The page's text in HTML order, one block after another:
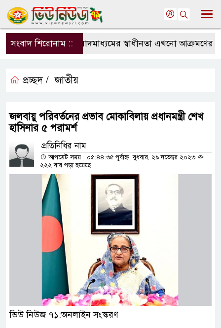
সংবাদ শিরোনাম ::সংবাদমাধ্যমের স্বাধীনতা এখনো আক্রমণের
প্রচ্ছদ / জাতীয়
জলবায়ু পরিবর্তনের প্রভাব মোকাবিলায় প্রধানমন্ত্রী শেখ
হাসিনার ৫ পরামর্শ
প্রতিনিধির নাম
আপডেট সময় : ০৫:৪৪:৩৫ পূর্বাহ্ন, বুধবার, ২৯ নভেম্বর ২০২৩
২২২ বার পড়া হয়েছে
ভিউ নিউজ ৭১:অনলাইন সংস্করণ